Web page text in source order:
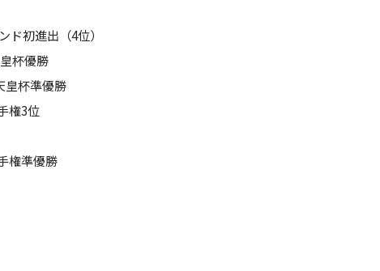
ド初進出（4位）
杯優勝
皇杯準優勝
権3位
権準優勝